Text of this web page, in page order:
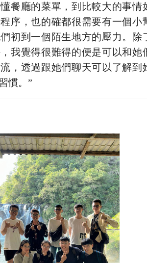
餐廳的菜單，到比較大的事情
序，也的確都很需要有一個小
初到一個陌生地方的壓力。除
我覺得很難得的便是可以和她
，透過跟她們聊天可以了解到
慣。”